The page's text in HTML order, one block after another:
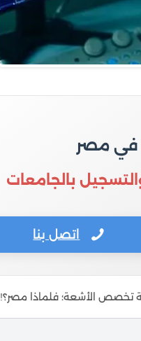
في مصر
بالجامعات
اتصل بنا
تخصص الأشعة؛ فلماذا مصر؟!